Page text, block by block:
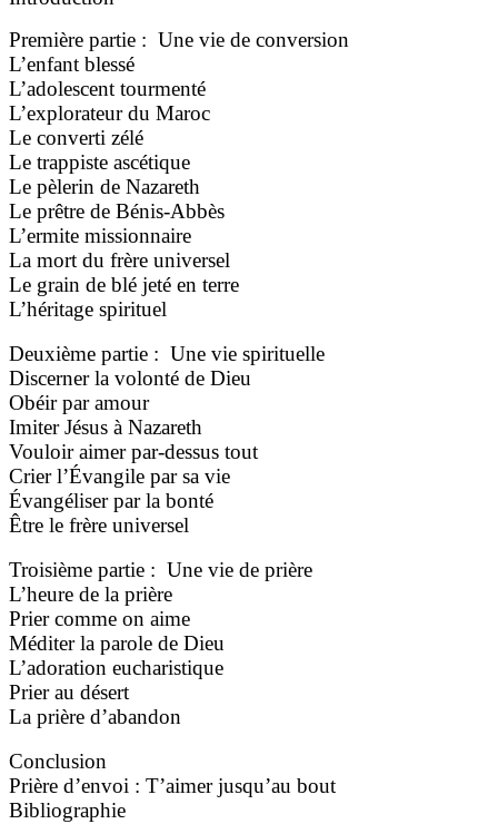
Première partie : Une vie de conversion
L’enfant blessé
L’adolescent tourmenté
L’explorateur du Maroc
Le converti zélé
Le trappiste ascétique
Le pèlerin de Nazareth
Le prêtre de Bénis-Abbès
L’ermite missionnaire
La mort du frère universel
Le grain de blé jeté en terre
L’héritage spirituel
Deuxième partie : Une vie spirituelle
Discerner la volonté de Dieu
Obéir par amour
Imiter Jésus à Nazareth
Vouloir aimer par-dessus tout
Crier l’Évangile par sa vie
Évangéliser par la bonté
Être le frère universel
Troisième partie : Une vie de prière
L’heure de la prière
Prier comme on aime
Méditer la parole de Dieu
L’adoration eucharistique
Prier au désert
La prière d’abandon
Conclusion
Prière d’envoi : T’aimer jusqu’au bout
Bibliographie